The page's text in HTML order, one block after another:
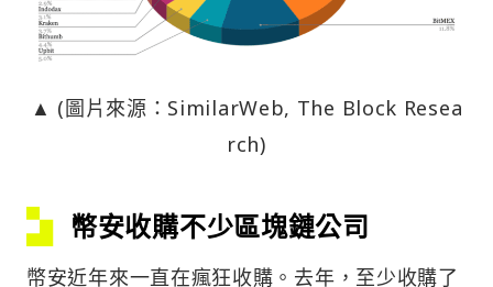
▲ (圖片來源：SimilarWeb, The Block Resea
rch)
幣安收購不少區塊鏈公司
幣安近年來一直在瘋狂收購。去年，至少收購了